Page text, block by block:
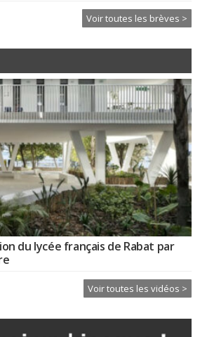
Voir toutes les brèves >
du lycée français de Rabat par
Voir toutes les vidéos >